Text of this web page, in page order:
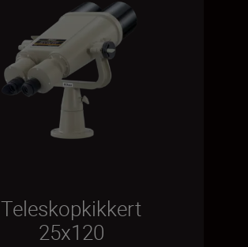
Teleskopkikkert
25x120